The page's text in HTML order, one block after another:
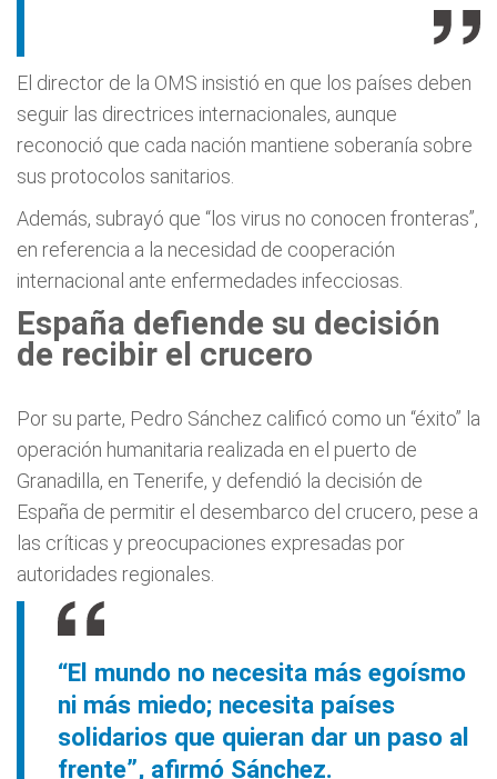
El director de la OMS insistió en que los países deben
seguir las directrices internacionales, aunque
reconoció que cada nación mantiene soberanía sobre
sus protocolos sanitarios.
Además, subrayó que “los virus no conocen fronteras”,
en referencia a la necesidad de cooperación
internacional ante enfermedades infecciosas.
España defiende su decisión
de recibir el crucero
Por su parte, Pedro Sánchez calificó como un “éxito” la
operación humanitaria realizada en el puerto de
Granadilla, en Tenerife, y defendió la decisión de
España de permitir el desembarco del crucero, pese a
las críticas y preocupaciones expresadas por
autoridades regionales.
“El mundo no necesita más egoísmo
ni más miedo; necesita países
solidarios que quieran dar un paso al
frente”, afirmó Sánchez.